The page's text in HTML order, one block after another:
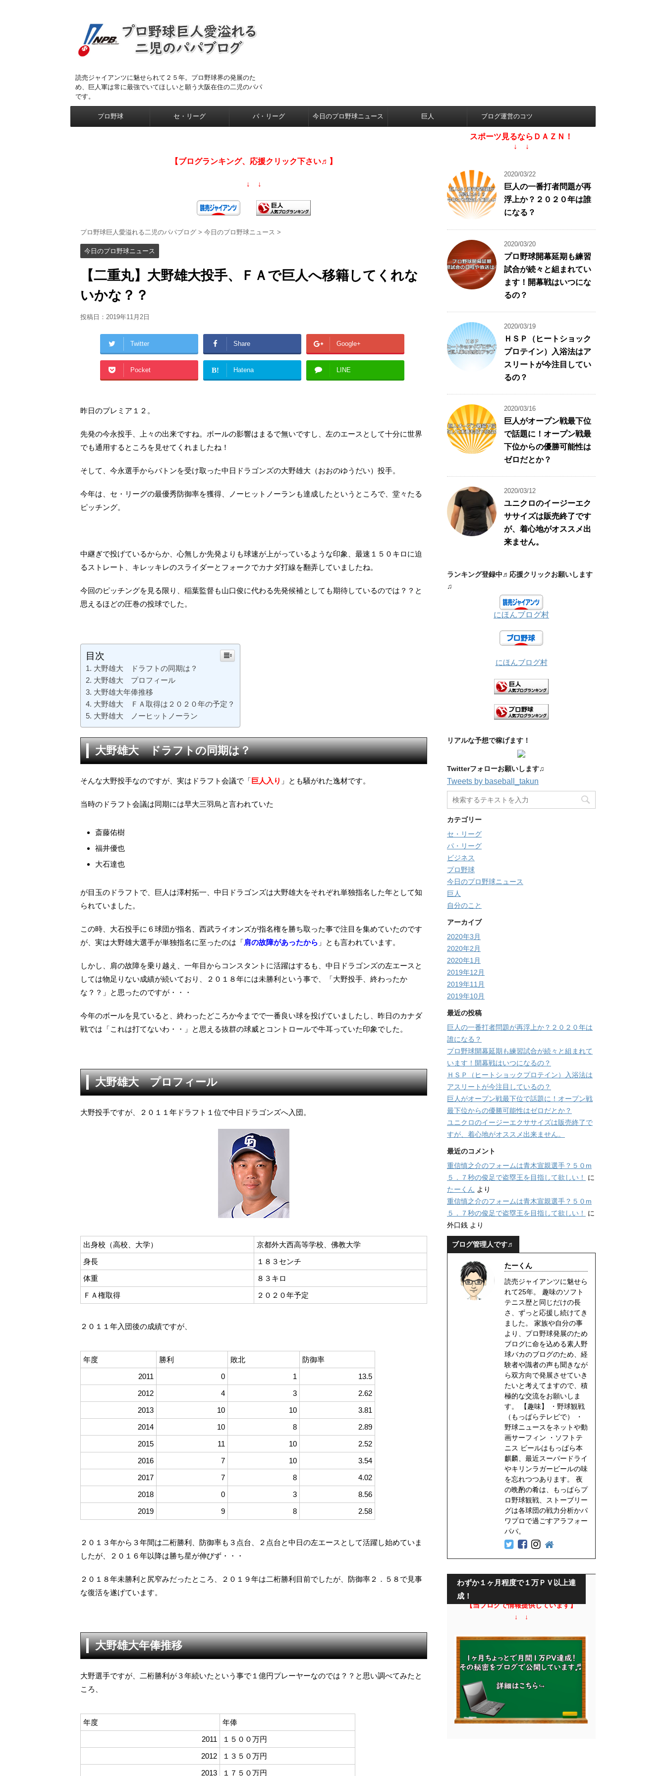
読売ジャイアンツに魅せられて２５年。プロ野球界の発展のた
め、巨人軍は常に最強でいてほしいと願う大阪在住の二児のパパ
です。
プロ野球 セ・リーグ パ・リーグ 今日のプロ野球ニュース 巨人 ブログ運営のコツ
【ブログランキング、応援クリック下さい♬】
↓ ↓
プロ野球巨人愛溢れる二児のパパブログ > 今日のプロ野球ニュース >
今日のプロ野球ニュース
【二重丸】大野雄大投手、ＦＡで巨人へ移籍してくれな
いかな？？
投稿日： 2019年11月2日
Twitter Share Google+
Pocket B! Hatena LINE
昨日のプレミア１２。
先発の今永投手、上々の出来ですね。ボールの影響はまるで無いですし、左のエースとして十分に世界
でも通用するところを見せてくれましたね！
そして、今永選手からバトンを受け取った中日ドラゴンズの大野雄大（おおのゆうだい）投手。
今年は、セ・リーグの最優秀防御率を獲得、ノーヒットノーランも達成したというところで、堂々たる
ピッチング。
中継ぎで投げているからか、心無しか先発よりも球速が上がっているような印象、最速１５０キロに迫
るストレート、キレッキレのスライダーとフォークでカナダ打線を翻弄していましたね。
今回のピッチングを見る限り、稲葉監督も山口俊に代わる先発候補としても期待しているのでは？？と
思えるほどの圧巻の投球でした。
目次
大野雄大 ドラフトの同期は？
大野雄大 プロフィール
大野雄大年俸推移
大野雄大 ＦＡ取得は２０２０年の予定？
大野雄大 ノーヒットノーラン
大野雄大 ドラフトの同期は？
そんな大野投手なのですが、実はドラフト会議で「 巨人入り 」とも騒がれた逸材です。
当時のドラフト会議は同期には早大三羽烏と言われていた
斎藤佑樹
福井優也
大石達也
が目玉のドラフトで、巨人は澤村拓一、中日ドラゴンズは大野雄大をそれぞれ単独指名した年として知
られていました。
この時、大石投手に６球団が指名、西武ライオンズが指名権を勝ち取った事で注目を集めていたのです
が、実は大野雄大選手が単独指名に至ったのは「肩の故障があったから 」とも言われています。
しかし、肩の故障を乗り越え、一年目からコンスタントに活躍はするも、中日ドラゴンズの左エースと
しては物足りない成績が続いており、２０１８年には未勝利という事で、「大野投手、終わったか
な？？」と思ったのですが・・・
今年のボールを見ていると、終わったどころか今までで一番良い球を投げていましたし、昨日のカナダ
戦では「これは打てないわ・・」と思える抜群の球威とコントロールで牛耳っていた印象でした。
大野雄大 プロフィール
大野投手ですが、２０１１年ドラフト１位で中日ドラゴンズへ入団。
出身校（高校、大学）
京都外大西高等学校、佛教大学
身長
１８３センチ
体重
８３キロ
ＦＡ権取得
２０２０年予定
２０１１年入団後の成績ですが、
年度 勝利 敗北
防御率
2011
0 1
13.5
2012
4 3
2.62
2013
10 10
3.81
2014
10 8
2.89
2015
11 10
2.52
2016
7 10
3.54
2017
7 8
4.02
2018
0 3
8.56
2019
9 8 2.58
２０１３年から３年間は二桁勝利、防御率も３点台、２点台と中日の左エースとして活躍し始めていま
したが、２０１６年以降は勝ち星が伸びず・・・
２０１８年未勝利と尻窄みだったところ、２０１９年は二桁勝利目前でしたが、防御率２．５８で見事
な復活を遂げています。
大野雄大年俸推移
大野選手ですが、二桁勝利が３年続いたという事で１億円プレーヤーなのでは？？と思い調べてみたと
ころ、
年度
年俸
2011
１５００万円
2012
１３５０万円
2013
１７５０万円
スポーツ見るならＤＡＺＮ！
↓ ↓
2020/03/22
巨人の一番打者問題が再
浮上か？２０２０年は誰
になる？
2020/03/20
プロ野球開幕延期も練習
試合が続々と組まれてい
ます！開幕戦はいつにな
るの？
2020/03/19
ＨＳＰ（ヒートショック
プロテイン）入浴法はア
スリートが今注目してい
るの？
2020/03/16
巨人がオープン戦最下位
で話題に！オープン戦最
下位からの優勝可能性は
ゼロだとか？
2020/03/12
ユニクロのイージーエク
ササイズは販売終了です
が、着心地がオススメ出
来ません。
ランキング登録中♬応援クリックお願いします
♫
にほんブログ村
にほんブログ村
リアルな予想で稼げます！
Twitterフォローお願いします♫
Tweets by baseball_takun
カテゴリー
セ・リーグ
パ・リーグ
ビジネス
プロ野球
今日のプロ野球ニュース
巨人
自分のこと
アーカイブ
2020年3月
2020年2月
2020年1月
2019年12月
2019年11月
2019年10月
最近の投稿
巨人の一番打者問題が再浮上か？２０２０年は
誰になる？
プロ野球開幕延期も練習試合が続々と組まれて
います！開幕戦はいつになるの？
ＨＳＰ（ヒートショックプロテイン）入浴法は
アスリートが今注目しているの？
巨人がオープン戦最下位で話題に！オープン戦
最下位からの優勝可能性はゼロだとか？
ユニクロのイージーエクササイズは販売終了で
すが、着心地がオススメ出来ません。
最近のコメント
重信慎之介のフォームは青木宣親選手？５０m
５．７秒の俊足で盗塁王を目指して欲しい！
に
たーくん より
重信慎之介のフォームは青木宣親選手？５０m
５．７秒の俊足で盗塁王を目指して欲しい！
に
外口銭 より
ブログ管理人です♬
たーくん
読売ジャイアンツに魅せら
れて25年。 趣味のソフト
テニス歴と同じだけの長
さ、ずっと応援し続けてき
ました。 家族や自分の事
より、プロ野球発展のため
ブログに命を込める素人野
球バカのブログのため、経
験者や識者の声も聞きなが
ら双方向で発展させていき
たいと考えてますので、積
極的な交流をお願いしま
す。 【趣味】 ・野球観戦
（もっぱらテレビで） ・
野球ニュースをネットや動
画サーフィン ・ソフトテ
ニス ビールはもっぱら本
麒麟、最近スーパードライ
やキリンラガービールの味
を忘れつつあります。 夜
の晩酌の肴は、もっぱらプ
ロ野球観戦、ストーブリー
グは各球団の戦力分析かパ
ワプロで過ごすアラフォー
パパ。
わずか１ヶ月程度で１万ＰＶ以上達
成！
【当ブログで情報提供しています】
↓ ↓